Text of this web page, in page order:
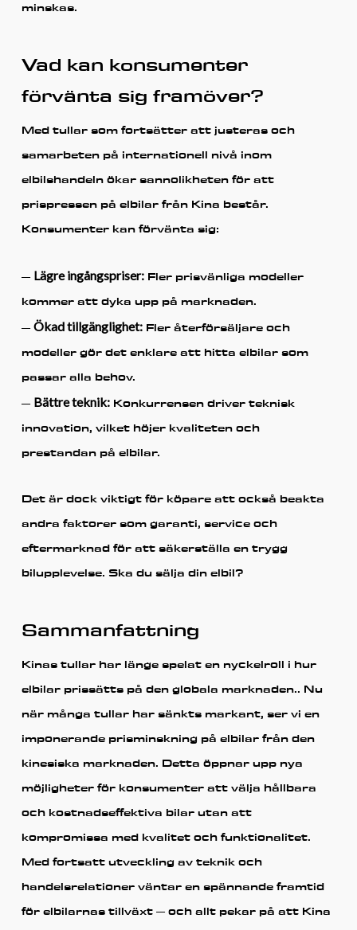
minskas.
Vad kan konsumenter
förvänta sig framöver?
Med tullar som fortsätter att justeras och
samarbeten på internationell nivå inom
elbilshandeln ökar sannolikheten för att
prispressen på elbilar från Kina består.
Konsumenter kan förvänta sig:
– Lägre ingångspriser:Fler prisvänliga modeller
kommer att dyka upp på marknaden.
– Ökad tillgänglighet:Fler återförsäljare och
modeller gör det enklare att hitta elbilar som
passar alla behov.
– Bättre teknik:Konkurrensen driver teknisk
innovation, vilket höjer kvaliteten och
prestandan på elbilar.
Det är dock viktigt för köpare att också beakta
andra faktorer som garanti, service och
eftermarknad för att säkerställa en trygg
bilupplevelse. Ska du sälja din elbil?
Sammanfattning
Kinas tullar har länge spelat en nyckelroll i hur
elbilar prissätts på den globala marknaden.. Nu
när många tullar har sänkts markant, ser vi en
imponerande prisminskning på elbilar från den
kinesiska marknaden. Detta öppnar upp nya
möjligheter för konsumenter att välja hållbara
och kostnadseffektiva bilar utan att
kompromissa med kvalitet och funktionalitet.
Med fortsatt utveckling av teknik och
handelsrelationer väntar en spännande framtid
för elbilarnas tillväxt – och allt pekar på att Kina